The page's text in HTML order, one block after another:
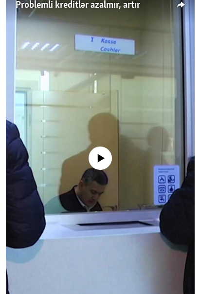
Problemli kreditlər azalmır, artır
No media source currently available